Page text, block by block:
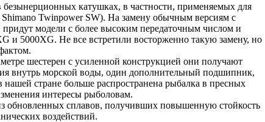
катушках, в частности, применяемых для
Twinpower SW). На замену обычным версиям с
модели с более высоким передаточным числом и
и 5000XG. Не все встретили восторженно такую замену, но
шестерен с усиленной конструкцией они получают
внутрь морской воды, один дополнительный подшипник,
стране больше распространена рыбалка в пресных
интересы рыболовам.
обновленных сплавов, получивших повышенную стойкость
воздействий.